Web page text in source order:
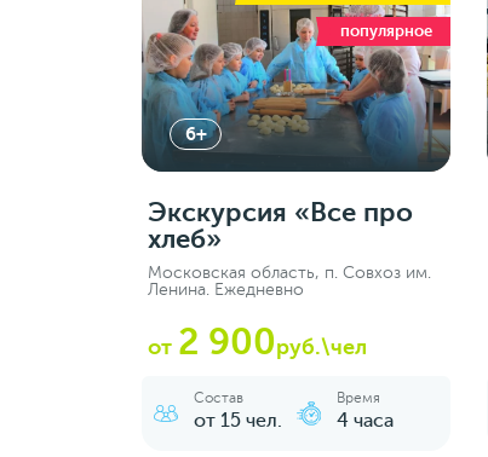
популярное
6+
Экскурсия «‎Все про
хлеб»
Московская область, п. Совхоз им.
Ленина. Ежедневно
от 2 900руб.\чел
Состав
от 15 чел.
Время
4 часа